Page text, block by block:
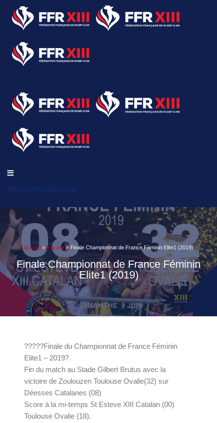
TROUVER UN CLUB
Accueil »A la une»Finale Championnat de France Féminin Elite1 (2019)
Finale Championnat de France Féminin
Elite1 (2019)
?????Finale du Championnat de France Féminin
Elite1 – 2019?
Fin du match au Stade Gilbert Brutus avec la
victoire de Zoulouzen Toulouse Ovalie(32) sur
Déesses Catalanes (08)
Score à la mi-temps St Esteve XIII Catalan (00)
Toulouse Ovalie (18).